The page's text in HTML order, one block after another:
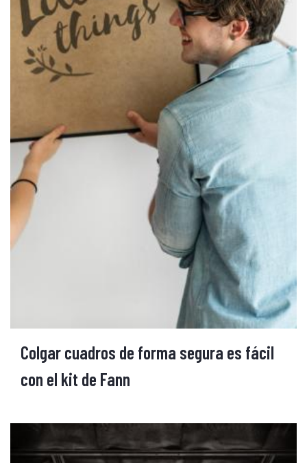
Colgar cuadros de forma segura es fácil
con el kit de Fann